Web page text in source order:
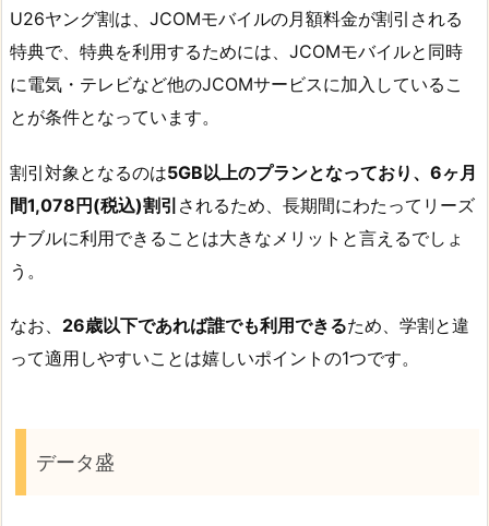
U26ヤング割は、JCOMモバイルの月額料金が割引される
特典で、特典を利用するためには、JCOMモバイルと同時
に電気・テレビなど他のJCOMサービスに加入しているこ
とが条件となっています。
割引対象となるのは5GB以上のプランとなっており、6ヶ月
間1,078円(税込)割引 されるため、長期間にわたってリーズ
ナブルに利用できることは大きなメリットと言えるでしょ
う。
なお、 26歳以下であれば誰でも利用できるため、学割と違
って適用しやすいことは嬉しいポイントの1つです。
データ盛